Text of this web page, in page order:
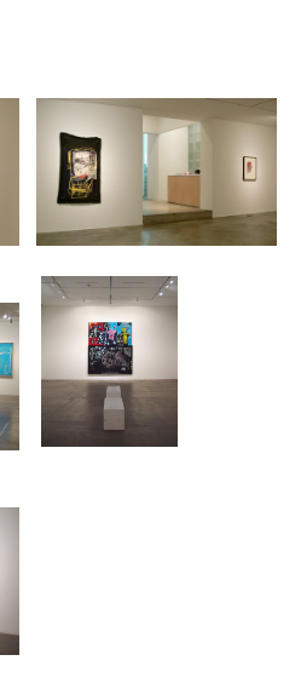
렘 드 쿠닝, 프란츠 클라인, 사이 톰
바스키아는 드로잉, 낙서, 쓰기, 콜
수 있었다. 1982년 바스키아는 당대
그 자신의 딜러가 된 브루노 비쇼프
로 앤디 워홀을 만나게 되며, 이후 이
서 죽을 때까지 서로의 예술 활동에
국의 뉴욕이 아닌 이태리의 갤러리아
나 노세이 갤러리(Annina Nosei
시작으로 미국, 유럽, 아시아 등지에서
룹전에 초대된다. 또 그는 1982년 초
로 독일 카셀에서 열리는 <도큐멘타
1990년 현 삼성 리움 미술관, 1991
서 바스키아와 워홀을 함께 소개한
로 길거리 문화, 카툰 캐릭터, 만화책
회에서의 흑인의 지위에 관련된 것이
품 전반에 걸쳐 수많은 이미지와 다양
가는 특히 흑인으로서 미국 사회에서
행크 아론 등을 존경했는데, 이들은
주 나타난다. 바스키아는 이들이 고결
헌자라 여겼고 그들의 생활, 업적,
/upload/installations/
223
/upload/installations/